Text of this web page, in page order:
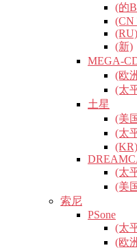
(的
(CN
(RU)
(新)
MEGA-
(欧
(太
土星
(美
(太
(KR)
(太
(美
索尼
PSone
(太
(欧